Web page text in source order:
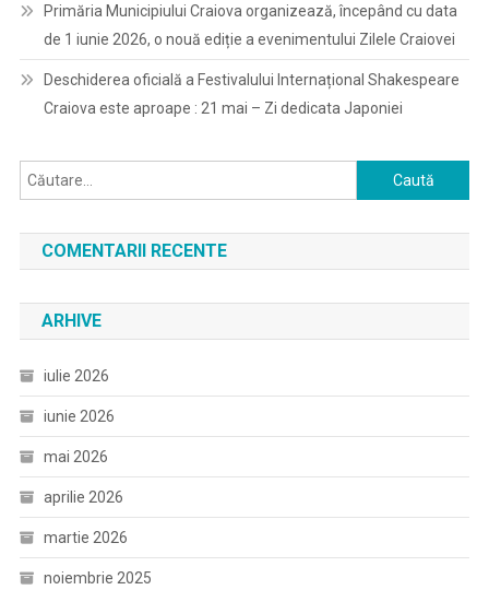
Primăria Municipiului Craiova organizează, începând cu data
de 1 iunie 2026, o nouă ediție a evenimentului Zilele Craiovei
Deschiderea oficială a Festivalului Internațional Shakespeare
Craiova este aproape : 21 mai – Zi dedicata Japoniei
Caută
după:
COMENTARII RECENTE
ARHIVE
iulie 2026
iunie 2026
mai 2026
aprilie 2026
martie 2026
noiembrie 2025